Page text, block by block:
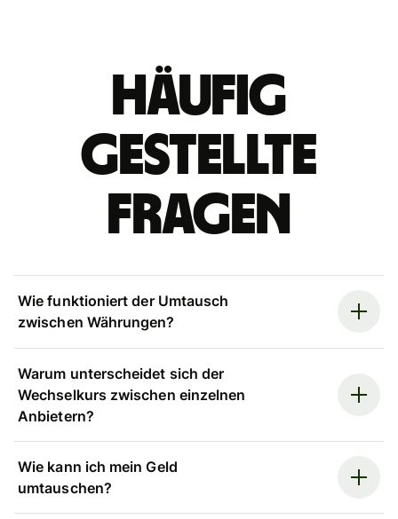
Häufig
gestellte
Fragen
Wie funktioniert der Umtausch
zwischen Währungen?
Warum unterscheidet sich der
Wechselkurs zwischen einzelnen
Anbietern?
Wie kann ich mein Geld
umtauschen?